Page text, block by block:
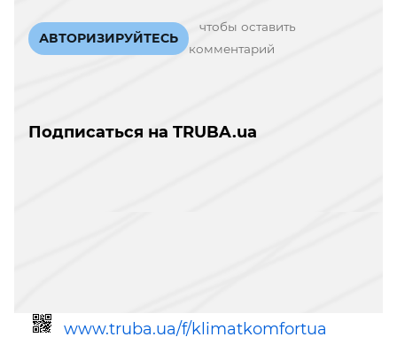
АВТОРИЗИРУЙТЕСЬ
чтобы оставить
комментарий
Подписаться на TRUBA.ua
www.truba.ua/f/klimatkomfortua